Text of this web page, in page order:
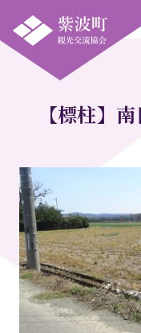
【標柱】